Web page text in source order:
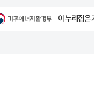
이 누리집은